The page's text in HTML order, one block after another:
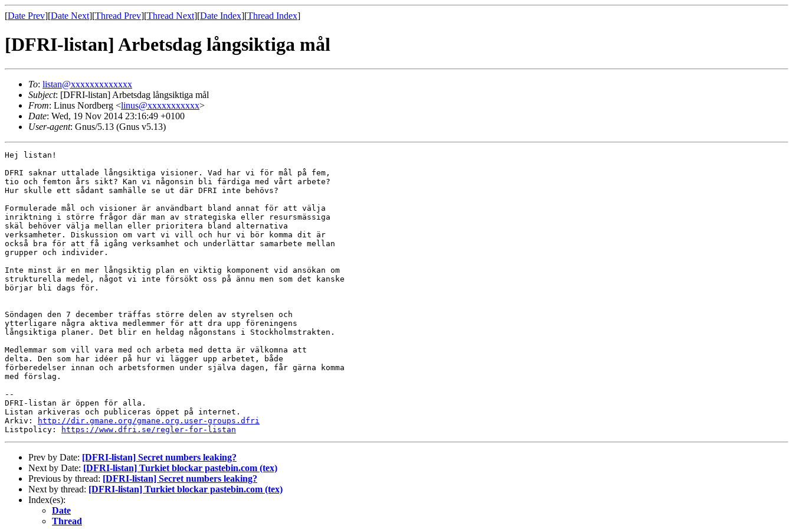
[Date Prev][Date Next][Thread Prev][Thread Next][Date Index][Thread Index]
[DFRI-listan] Arbetsdag långsiktiga mål
To: listan@xxxxxxxxxxxxx
Subject: [DFRI-listan] Arbetsdag långsiktiga mål
From: Linus Nordberg <linus@xxxxxxxxxxx>
Date: Wed, 19 Nov 2014 23:16:49 +0100
User-agent: Gnus/5.13 (Gnus v5.13)
Hej listan!
DFRI saknar uttalade långsiktiga visioner. Vad har vi för mål på fem,
tio och femton års sikt? Kan vi någonsin bli färdiga med vårt arbete?
Hur skulle ett sådant samhälle se ut där DFRI inte behövs?
Formulerade mål och visioner är användbart bland annat för att välja
inriktning i större frågor där man av strategiska eller resursmässiga
skäl behöver välja mellan eller prioritera bland alternativa
verksamheter. Diskussion om vart vi vill och hur vi bör komma dit är
också bra för att få igång verksamhet och underlättar samarbete mellan
grupper och individer.
Inte minst är en mer långsiktig plan en viktig komponent vid ansökan om
strukturella medel, något vi inte försökt oss på ännu men som det kanske
börjar bli dags för.
Söndagen den 7 december träffas större delen av styrelsen och
ytterligare några aktiva medlemmer för att dra upp föreningens
långsiktiga planer. Det blir en heldag någonstans i Stockholmstrakten.
Medlemmar som vill vara med och arbeta med detta är välkomna att
delta. Den som har idéer på hur vi lägger upp arbetet, både
förberedelser innan och arbetsformen under själva dagen, får gärna komma
med förslag.
--
DFRI-listan är öppen för alla.
Listan arkiveras och publiceras öppet på internet.
Arkiv:
http://dir.gmane.org/gmane.org.user-groups.dfri
Listpolicy:
https://www.dfri.se/regler-for-listan
Prev by Date: [DFRI-listan] Secret numbers leaking?
Next by Date: [DFRI-listan] Turkiet blockar pastebin.com (tex)
Previous by thread: [DFRI-listan] Secret numbers leaking?
Next by thread: [DFRI-listan] Turkiet blockar pastebin.com (tex)
Index(es):
Date
Thread